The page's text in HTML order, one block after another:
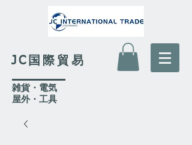
JC国際貿易
​雑貨・電気
​屋外・工具